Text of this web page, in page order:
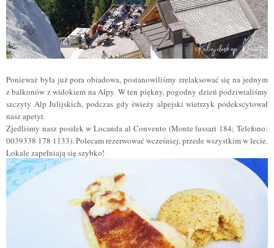
Ponieważ była już pora obiadowa, postanowiliśmy zrelaksować się na jednym
z balkonów z widokiem na Alpy. W ten piękny, pogodny dzień podziwialiśmy
szczyty Alp Julijskich, podczas gdy świeży alpejski wietrzyk podekscytował
nasz apetyt.
Zjedliśmy nasz posiłek w Locanda al Convento (Monte lussari 184; Telefono:
0039338 178 1133). Polecam rezerwować wcześniej, przede wszystkim w lecie.
Lokale zapełniają się szybko!